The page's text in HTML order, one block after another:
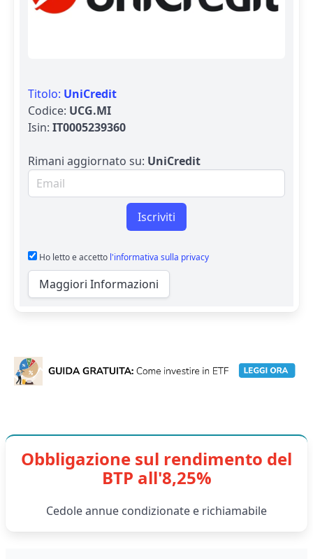
Titolo: UniCredit
Codice: UCG.MI
Isin: IT0005239360
Rimani aggiornato su: UniCredit
Email per newsletter
Iscriviti
Ho letto e accetto l'informativa sulla privacy
Maggiori Informazioni
Obbligazione sul rendimento del
BTP all'8,25%
Cedole annue condizionate e richiamabile